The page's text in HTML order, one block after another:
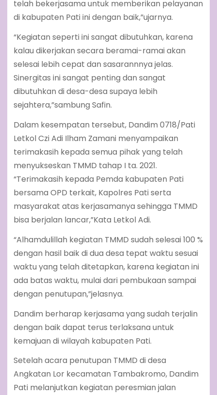
telah bekerjasama untuk memberikan pelayanan
di kabupaten Pati ini dengan baik,”ujarnya.
“Kegiatan seperti ini sangat dibutuhkan, karena
kalau dikerjakan secara beramai-ramai akan
selesai lebih cepat dan sasarannnya jelas.
Sinergitas ini sangat penting dan sangat
dibutuhkan di desa-desa supaya lebih
sejahtera,”sambung Safin.
Dalam kesempatan tersebut, Dandim 0718/Pati
Letkol Czi Adi Ilham Zamani menyampaikan
terimakasih kepada semua pihak yang telah
menyukseskan TMMD tahap I ta. 2021.
“Terimakasih kepada Pemda kabupaten Pati
bersama OPD terkait, Kapolres Pati serta
masyarakat atas kerjasamanya sehingga TMMD
bisa berjalan lancar,”Kata Letkol Adi.
“Alhamdulillah kegiatan TMMD sudah selesai 100 %
dengan hasil baik di dua desa tepat waktu sesuai
waktu yang telah ditetapkan, karena kegiatan ini
ada batas waktu, mulai dari pembukaan sampai
dengan penutupan,”jelasnya.
Dandim berharap kerjasama yang sudah terjalin
dengan baik dapat terus terlaksana untuk
kemajuan di wilayah kabupaten Pati.
Setelah acara penutupan TMMD di desa
Angkatan Lor kecamatan Tambakromo, Dandim
Pati melanjutkan kegiatan peresmian jalan